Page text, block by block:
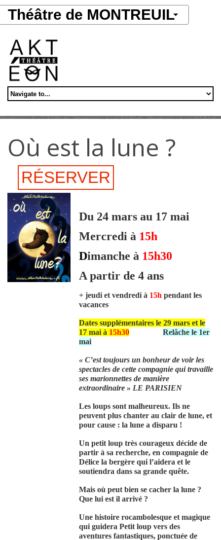
Aller au contenu principal
Théâtre de MONTREUIL
Où est la lune ?
RÉSERVER
Du 24 mars au 17 mai
Mercredi à 15h
Dimanche à 15h30
A partir de 4 ans
+ jeudi et vendredi à 15h pendant les
vacances
Dates supplémentaires le 29 mars et le
17 mai à 15h30
Relâche le 1er
mai
« C’est toujours un bonheur de voir les
spectacles de cette compagnie qui travaille
ses marionnettes de manière
extraordinaire » LE PARISIEN
Les loups sont malheureux. Ils ne
peuvent plus chanter au clair de lune, et
pour cause : la lune a disparu !
Un petit loup très courageux décide de
partir à sa recherche, en compagnie de
Délice la bergère qui l’aidera et le
soutiendra dans sa grande quête.
Mais où peut bien se cacher la lune ?
Que lui est il arrivé ?
Une histoire rocambolesque et magique
qui guidera Petit loup vers des
aventures fantastiques, ponctuée de